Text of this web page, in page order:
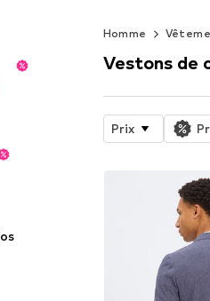
Homme
Vestons de
Prix